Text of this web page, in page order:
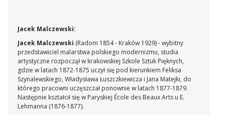
zaborów. Inny wyraz ma zaprezentowany tutaj obraz,
namalowany w tym samym 1918 roku i stanowiący jakby
zamknięcie całego cyklu. Polonia przedstawiona jako
zwycięska, wolna i radośnie roześmiana młoda kobieta,
strojna w bogatą szatę królewską, zaplata długi jasny
warkocz, a na jej kolanach spoczywa korona i królewskie
berło.
Jacek Malczewski:
Jacek Malczewski (Radom 1854 - Kraków 1929) - wybitny
przedstawiciel malarstwa polskiego modernizmu, studia
artystyczne rozpoczął w krakowskiej Szkole Sztuk Pięknych,
gdzie w latach 1872-1875 uczył się pod kierunkiem Feliksa
Szynalewskiego, Władysława Łuszczkiewicza i Jana Matejki, do
którego pracowni uczęszczał ponownie w latach 1877-1879.
Następnie kształcił się w Paryskiej École des Beaux Arts u E.
Lehmanna (1876-1877).